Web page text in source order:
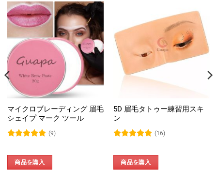
マイクロブレーディング 眉毛
シェイプ マーク ツール
(9)
商品を購入
5D 眉毛タトゥー練習用スキ
ン
(16)
商品を購入